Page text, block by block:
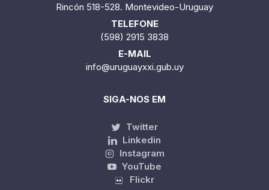
Rincón 518-528. Montevideo-Uruguay
TELEFONE
(598) 2915 3838
E-MAIL
info@uruguayxxi.gub.uy
SIGA-NOS EM
Twitter
Linkedin
Instagram
YouTube
Flickr